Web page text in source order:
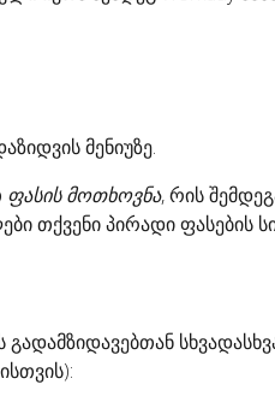
მენიუზე.
ფასის მოთხოვნა, რის
თქვენი პირადი ფასების